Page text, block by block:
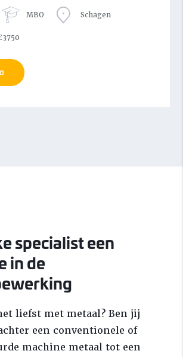
MBO Schagen
specialist een
in de
liefst met metaal? Ben jij
een conventionele of
machine metaal tot een